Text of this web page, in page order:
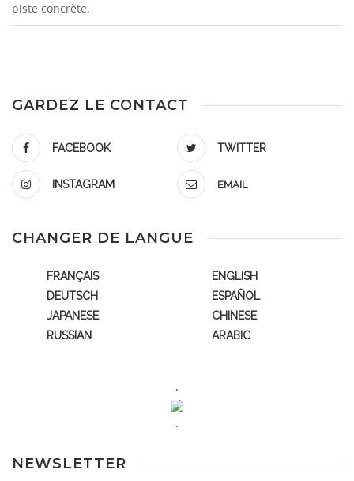
piste concrète.
GARDEZ LE CONTACT
FACEBOOK TWITTER
INSTAGRAM EMAIL
CHANGER DE LANGUE
FRANÇAIS
ENGLISH
DEUTSCH
ESPAÑOL
JAPANESE
CHINESE
RUSSIAN
ARABIC
.
.
NEWSLETTER